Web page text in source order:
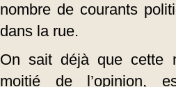
nombre de courants
dans la rue.
On sait déjà que cette
moitié de l’opinion,